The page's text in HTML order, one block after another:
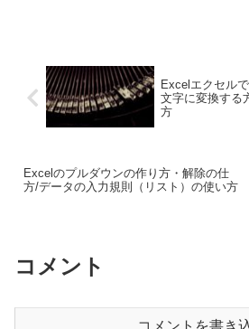
Excelエクセル
文字に変換する
方
Excelのプルダウンの作り方・解除の仕
方/データの入力規則（リスト）の使い方
コメント
コメントを書き